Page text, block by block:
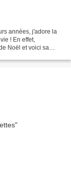
années, j'adore la
! En effet,
Noël et voici sa